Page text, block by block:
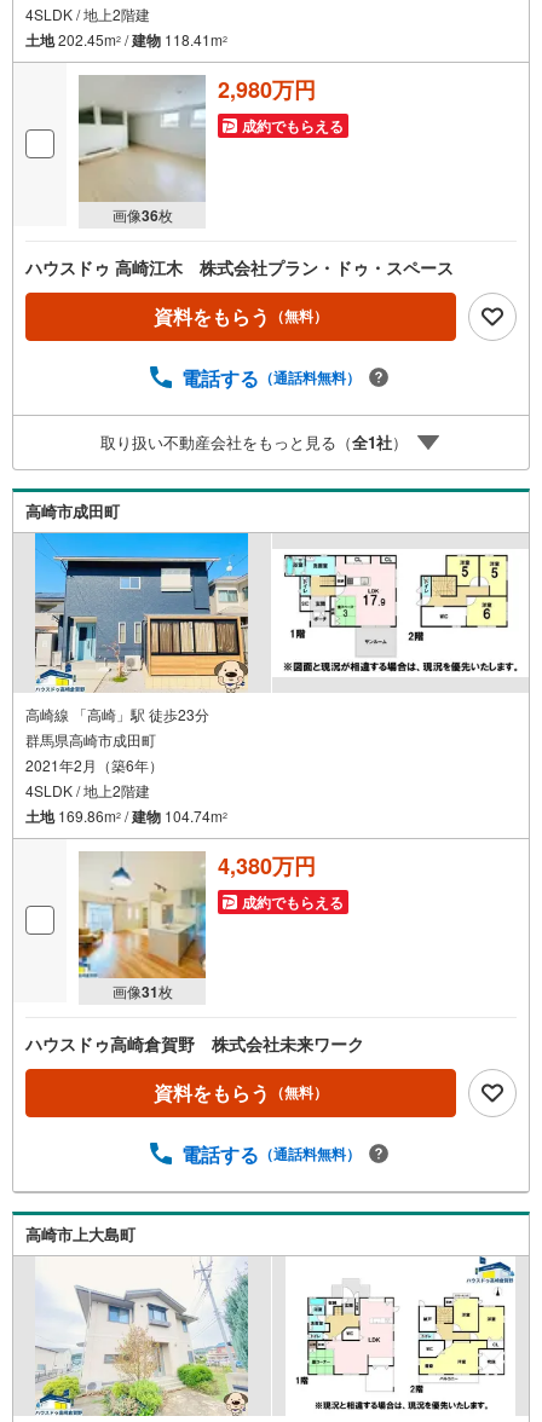
4SLDK / 地上2階建
土地202.45m2 /建物 118.41m2
画像36枚
2,980万円
成約でもらえる
ハウスドゥ 高崎江木 株式会社プラン・ドゥ・スペース
資料をもらう （無料）
電話する （通話料無料）
取り扱い不動産会社をもっと見る（全1社）
高崎市成田町
高崎線 「高崎」駅 徒歩23分
群馬県高崎市成田町
2021年2月（築6年）
4SLDK / 地上2階建
土地169.86m2 /建物 104.74m2
画像31枚
4,380万円
成約でもらえる
ハウスドゥ高崎倉賀野 株式会社未来ワーク
資料をもらう （無料）
電話する （通話料無料）
高崎市上大島町